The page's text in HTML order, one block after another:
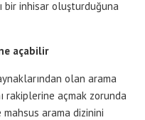
bir inhisar oluşturduğuna
açabilir
olan arama
rakiplerine açmak zorunda
arama dizinini